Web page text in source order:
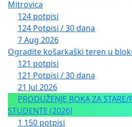
Mitrovica
124 potpisi
124 Potpisi / 30 dana
7 Aug 2026
Ogradite košarkaški teren u
121 potpisi
121 Potpisi / 30 dana
21 Jul 2026
PRODUŽENJE ROKA ZA
STUDENTE (2026)
1 150 potpisi